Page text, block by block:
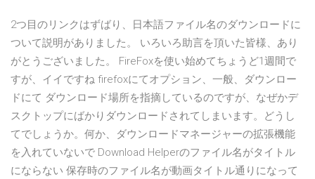
2つ目のリンクはずばり、日本語ファイル名のダウンロードに
ついて説明がありました。 いろいろ助言を頂いた皆様、あり
がとうございました。 FireFoxを使い始めてちょうど1週間で
すが、イイですね firefoxにてオプション、一般、ダウンロー
ドにて ダウンロード場所を指摘しているのですが、なぜかデ
スクトップにばかりダウンロードされてしまいます。どうし
てでしょうか。何か、ダウンロードマネージャーの拡張機能
を入れていないで Download Helperのファイル名がタイトル
にならない 保存時のファイル名が動画タイトル通りになって